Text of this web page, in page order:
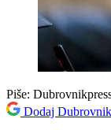
Piše:
Dodaj